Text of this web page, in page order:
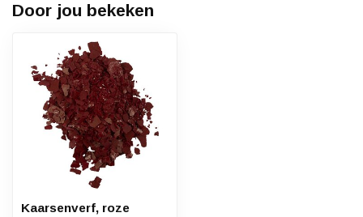
Door jou bekeken
Kaarsenverf, roze